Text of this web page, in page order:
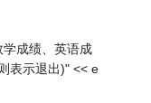
成绩、英语成
表示退出)" << e